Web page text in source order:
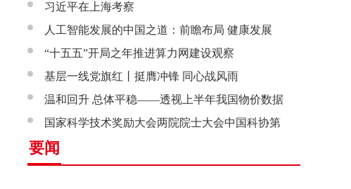
习近平在上海考察
人工智能发展的中国之道：前瞻布局 健康发展
“十五五”开局之年推进算力网建设观察
基层一线党旗红丨挺膺冲锋 同心战风雨
温和回升 总体平稳——透视上半年我国物价数据
国家科学技术奖励大会两院院士大会中国科协第
十一次全国代表大会在京召开
要闻